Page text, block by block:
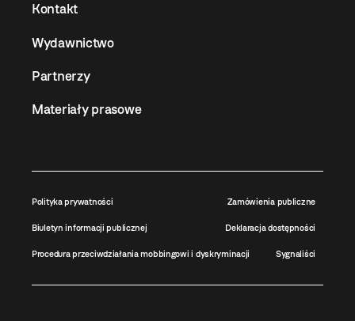
Kontakt
Wydawnictwo
Partnerzy
Materiały prasowe
Polityka prywatności Zamówienia publiczne
Biuletyn informacji publicznej Deklaracja dostępności
Procedura przeciwdziałania mobbingowi i dyskryminacji Sygnaliści